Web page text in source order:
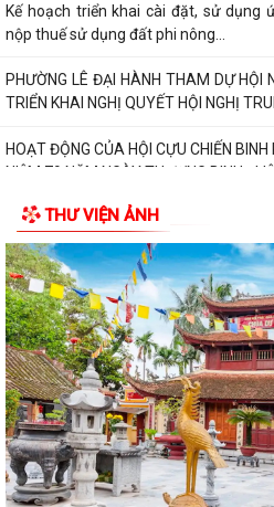
Kế hoạch triển khai cài đặt, sử dụng
nộp thuế sử dụng đất phi nông...
PHƯỜNG LÊ ĐẠI HÀNH THAM DỰ HỘI
TRIỂN KHAI NGHỊ QUYẾT HỘI NGHỊ
HOẠT ĐỘNG CỦA HỘI CỰU CHIẾN
NIỆM 79 NĂM NGÀY THƯƠNG BINH -
ỦY BAN MTTQ VIỆT NAM PHƯỜNG
HÀNG CHÍNH SÁCH XÃ HỘI CHÍ LINH
THÔNG BÁO Kết quả kỳ họp thứ
2026) Hội đồng nhân dân phường
THÔNG BÁO LỄ DÂNG HƯƠNG THẮP
SĨ
CHIẾN DỊCH 500 NGÀY ĐÊM ĐẨY
TẬP, XÁC ĐỊNH DANH TÍNH HÀI CỐT
NGHỊ QUYẾT Quy định nội dung
THƯ VIỆN ẢNH